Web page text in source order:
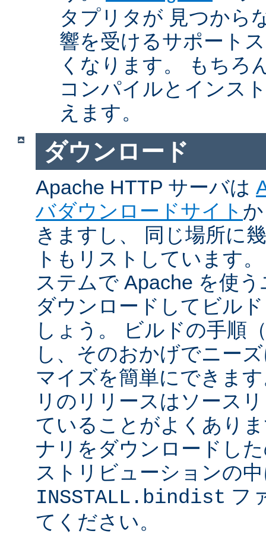
タプリタが 見つから
響を受けるサポート
くなります。 もちろ
コンパイルとインス
えます。
ダウンロード
Apache HTTP サーバは
バダウンロードサイト
きますし、 同じ場所に
トもリストしています
ステムで Apache を使
ダウンロードしてビル
しょう。 ビルドの手順
し、そのおかげでニー
マイズを簡単にできま
リのリリースはソース
ていることがよくあり
ナリをダウンロードし
ストリビューションの
INSSTALL.bindist フ
てください。